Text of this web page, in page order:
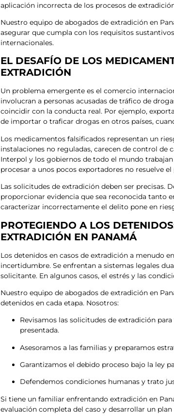
aplicación incorrecta de los procesos de
Nuestro equipo de abogados de extradición en
asegurar que cumpla con los requisitos
internacionales.
EL DESAFÍO DE LOS
EXTRADICIÓN
Un problema emergente es el comercio
involucran a personas acusadas de tráfico de
coincidir con la conducta real. Por ejemplo,
de importar o traficar drogas en otros países,
Los medicamentos falsificados representan un
instalaciones no reguladas, carecen de control de
Interpol y los gobiernos de todo el mundo
procesar a unos pocos exportadores no resuelve
Las solicitudes de extradición deben ser precisas.
proporcionar evidencia que sea reconocida tanto
caracterizar incorrectamente el delito pone en
PROTEGIENDO A LOS
EXTRADICIÓN EN PANAMÁ
Los detenidos en casos de extradición a menudo
incertidumbre. Se enfrentan a sistemas legales
solicitante. En algunos casos, el estrés y las
Nuestro equipo de abogados de extradición en
detenidos en cada etapa. Nosotros:
Revisamos las solicitudes de extradición
presentada.
Asesoramos a las familias y preparamos
Garantizamos el debido proceso bajo la ley
Defendemos condiciones humanas y trato
Si tiene un familiar enfrentando extradición en
evaluación completa del caso y desarrollar un